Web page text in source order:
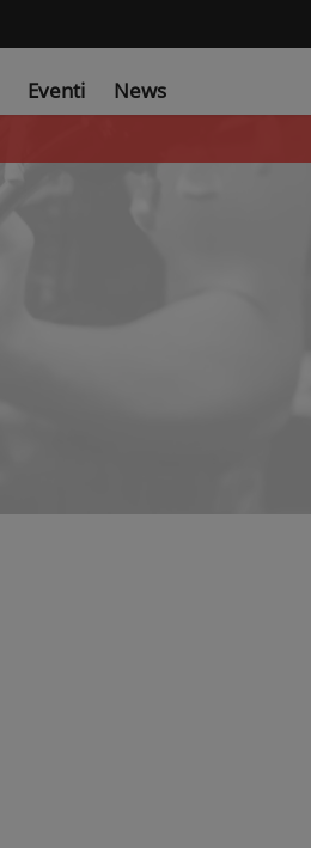
Eventi News